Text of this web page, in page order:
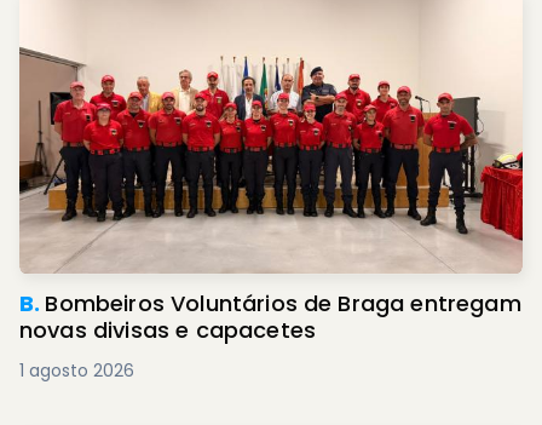
B. Bombeiros Voluntários de Braga entregam
novas divisas e capacetes
1 agosto 2026